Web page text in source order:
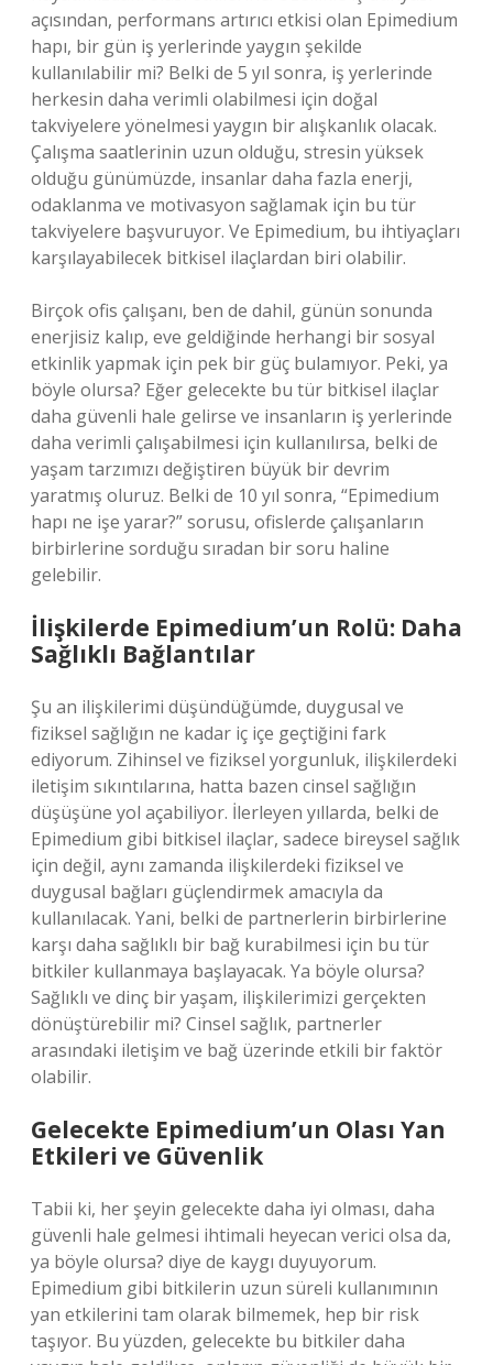
açısından, performans artırıcı etkisi olan Epimedium
hapı, bir gün iş yerlerinde yaygın şekilde
kullanılabilir mi? Belki de 5 yıl sonra, iş yerlerinde
herkesin daha verimli olabilmesi için doğal
takviyelere yönelmesi yaygın bir alışkanlık olacak.
Çalışma saatlerinin uzun olduğu, stresin yüksek
olduğu günümüzde, insanlar daha fazla enerji,
odaklanma ve motivasyon sağlamak için bu tür
takviyelere başvuruyor. Ve Epimedium, bu ihtiyaçları
karşılayabilecek bitkisel ilaçlardan biri olabilir.
Birçok ofis çalışanı, ben de dahil, günün sonunda
enerjisiz kalıp, eve geldiğinde herhangi bir sosyal
etkinlik yapmak için pek bir güç bulamıyor. Peki, ya
böyle olursa? Eğer gelecekte bu tür bitkisel ilaçlar
daha güvenli hale gelirse ve insanların iş yerlerinde
daha verimli çalışabilmesi için kullanılırsa, belki de
yaşam tarzımızı değiştiren büyük bir devrim
yaratmış oluruz. Belki de 10 yıl sonra, “Epimedium
hapı ne işe yarar?” sorusu, ofislerde çalışanların
birbirlerine sorduğu sıradan bir soru haline
gelebilir.
İlişkilerde Epimedium’un Rolü: Daha
Sağlıklı Bağlantılar
Şu an ilişkilerimi düşündüğümde, duygusal ve
fiziksel sağlığın ne kadar iç içe geçtiğini fark
ediyorum. Zihinsel ve fiziksel yorgunluk, ilişkilerdeki
iletişim sıkıntılarına, hatta bazen cinsel sağlığın
düşüşüne yol açabiliyor. İlerleyen yıllarda, belki de
Epimedium gibi bitkisel ilaçlar, sadece bireysel sağlık
için değil, aynı zamanda ilişkilerdeki fiziksel ve
duygusal bağları güçlendirmek amacıyla da
kullanılacak. Yani, belki de partnerlerin birbirlerine
karşı daha sağlıklı bir bağ kurabilmesi için bu tür
bitkiler kullanmaya başlayacak. Ya böyle olursa?
Sağlıklı ve dinç bir yaşam, ilişkilerimizi gerçekten
dönüştürebilir mi? Cinsel sağlık, partnerler
arasındaki iletişim ve bağ üzerinde etkili bir faktör
olabilir.
Gelecekte Epimedium’un Olası Yan
Etkileri ve Güvenlik
Tabii ki, her şeyin gelecekte daha iyi olması, daha
güvenli hale gelmesi ihtimali heyecan verici olsa da,
ya böyle olursa? diye de kaygı duyuyorum.
Epimedium gibi bitkilerin uzun süreli kullanımının
yan etkilerini tam olarak bilmemek, hep bir risk
taşıyor. Bu yüzden, gelecekte bu bitkiler daha